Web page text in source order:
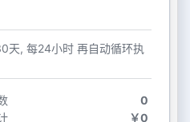
天, 每24小时 再自动循环执
0
￥0